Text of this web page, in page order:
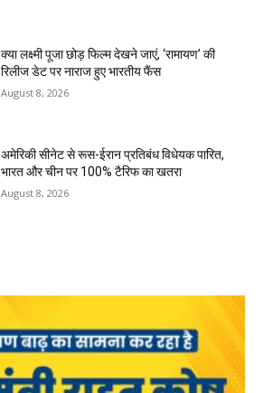
क्या लक्ष्मी पूजा छोड़ फिल्म देखने जाएं, ‘रामायण’ की
रिलीज डेट पर नाराज हुए भारतीय फैंस
August 8, 2026
अमेरिकी सीनेट से रूस-ईरान प्रतिबंध विधेयक पारित,
भारत और चीन पर 100% टैरिफ का खतरा
August 8, 2026